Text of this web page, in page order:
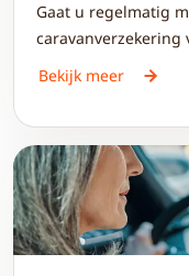
Gaat u regelmatig
caravanverzekering
schade door
u onbezorgd van al
Bekijk meer